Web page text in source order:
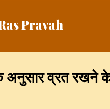
Pravah
अनुसार व्रत रखने